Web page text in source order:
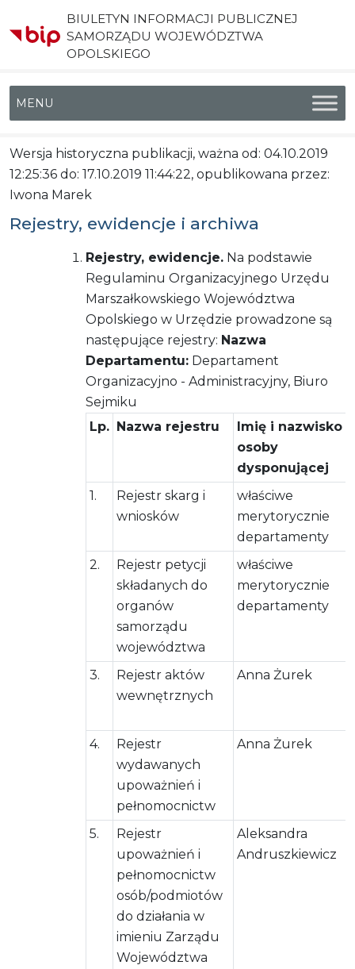
BIULETYN INFORMACJI PUBLICZNEJ
SAMORZĄDU WOJEWÓDZTWA
OPOLSKIEGO
Menu główne
Wersja historyczna publikacji, ważna od: 04.10.2019
12:25:36 do: 17.10.2019 11:44:22, opublikowana przez:
Iwona Marek
Rejestry, ewidencje i archiwa
Rejestry, ewidencje. Na podstawie
Regulaminu Organizacyjnego Urzędu
Marszałkowskiego Województwa
Opolskiego w Urzędzie prowadzone są
następujące rejestry: Nazwa
Departamentu: Departament
Organizacyjno - Administracyjny, Biuro
Sejmiku
Lp. Nazwa rejestru
Imię i nazwisko
osoby
dysponującej
1.
Rejestr skarg i
wniosków
właściwe
merytorycznie
departamenty
2.
Rejestr petycji
składanych do
organów
samorządu
województwa
właściwe
merytorycznie
departamenty
3.
Rejestr aktów
wewnętrznych
Anna Żurek
4.
Rejestr
wydawanych
upoważnień i
pełnomocnictw
Anna Żurek
5.
Rejestr
upoważnień i
pełnomocnictw
osób/podmiotów
do działania w
imieniu Zarządu
Województwa
Aleksandra
Andruszkiewicz